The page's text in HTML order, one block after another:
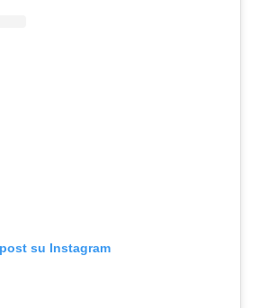
su Instagram